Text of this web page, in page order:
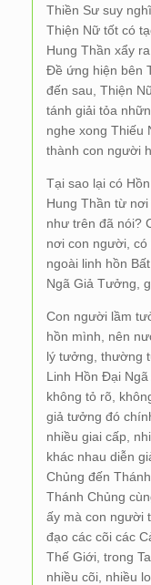
Thiền Sư suy
Thiện Nữ tốt có
Hung Thần xẩy
Đề ứng hiện bên
đến sau, Thiện
tánh giải tỏa
nghe xong Thiếu
thành con người
Tại sao lại có
Hung Thần từ
như trên đã nói?
nơi con người, có
ngoài linh hồn
Ngã Giả Tưởng,
Con người lầm
hồn mình, nên
lý tưởng, thường
Linh Hồn Đại
không tỏ rõ,
giả tưởng đó
nhiều giai cấp,
khác nhau diễn
Chủng đến
Thánh Chủng
ấy mà con người
đạo các cõi các
Thế Giới, trong
nhiều cõi, nhiều